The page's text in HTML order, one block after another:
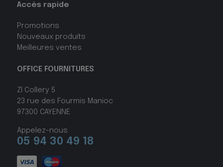
Accès rapide
Promotions
Nouveaux produits
Meilleures ventes
OFFICE FOURNITURES
ZI Collery 5
23 rue des Fourmis Manioc
97300 CAYENNE
Appelez-nous
05 94 30 49 18